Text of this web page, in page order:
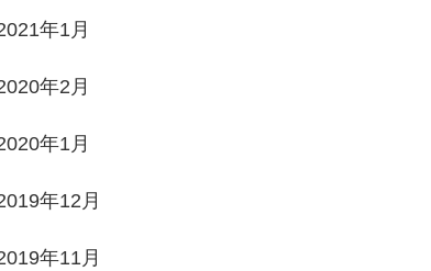
年1月
年2月
年1月
年12月
年11月